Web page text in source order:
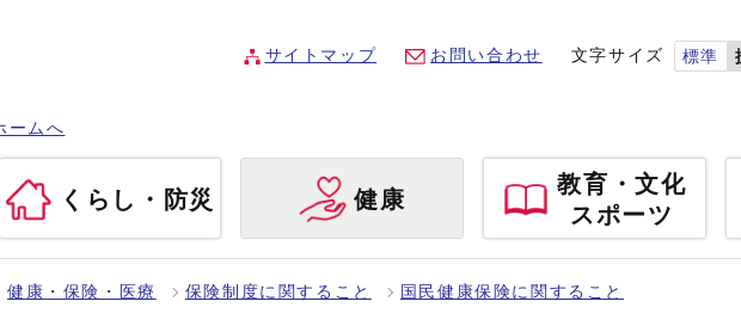
ームへ
サイトマップ お問い合わせ 文字サイズ 標準
くらし・防災 健康
教育・文化
スポーツ
健康・保険・医療 保険制度に関すること 国民健康保険に関すること